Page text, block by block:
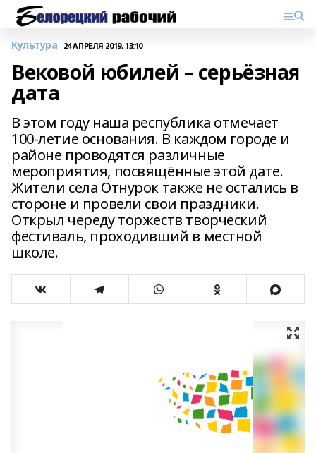
Культура 24 АПРЕЛЯ 2019, 13:10
Вековой юбилей – серьёзная
дата
В этом году наша республика отмечает
100-летие основания. В каждом городе и
районе проводятся различные
мероприятия, посвящённые этой дате.
Жители села Отнурок также не остались в
стороне и провели свои праздники.
Открыл череду торжеств творческий
фестиваль, проходивший в местной
школе.